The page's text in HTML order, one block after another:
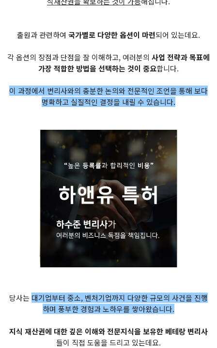
출원과 관련하여 국가별로 다양한 옵션이 마련되어 있는데요.
각 옵션의 장점과 단점을 잘 이해하고, 여러분의 사업 전략과 목표에
가장 적합한 방법을 선택하는 것이 중요합니다.
이 과정에서 변리사와의 충분한 논의와 전문적인 조언을 통해 보다
명확하고 실질적인 결정을 내릴 수 있습니다.
당사는 대기업부터 중소, 벤처기업까지 다양한 규모의 사건을 진행
하며 풍부한 경험과 노하우를 쌓아왔습니다.
지식 재산권에 대한 깊은 이해와 전문지식을 보유한 베테랑 변리사
들이 직접 도움을 드리고 있는데요.